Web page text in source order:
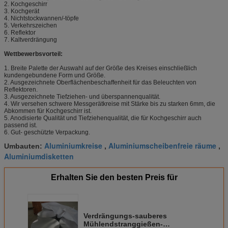
2. Kochgeschirr
3. Kochgerät
4. Nichtstockwannen/-töpfe
5. Verkehrszeichen
6. Reflektor
7. Kaltverdrängung
Wettbewerbsvorteil:
1. Breite Palette der Auswahl auf der Größe des Kreises einschließlich
kundengebundene Form und Größe.
2. Ausgezeichnete Oberflächenbeschaffenheit für das Beleuchten von
Reflektoren.
3. Ausgezeichnete Tiefziehen- und überspannenqualität.
4. Wir versehen schwere Messgerätkreise mit Stärke bis zu starken 6mm, die
Abkommen für Kochgeschirr ist.
5. Anodisierte Qualität und Tiefziehenqualität, die für Kochgeschirr auch
passend ist.
6. Gut- geschützte Verpackung.
Umbauten: Aluminiumkreise , Aluminiumscheibenfreie räume ,
Aluminiumdisketten
Erhalten Sie den besten Preis für
Verdrängungs-sauberes
Mühlendstranggießen-